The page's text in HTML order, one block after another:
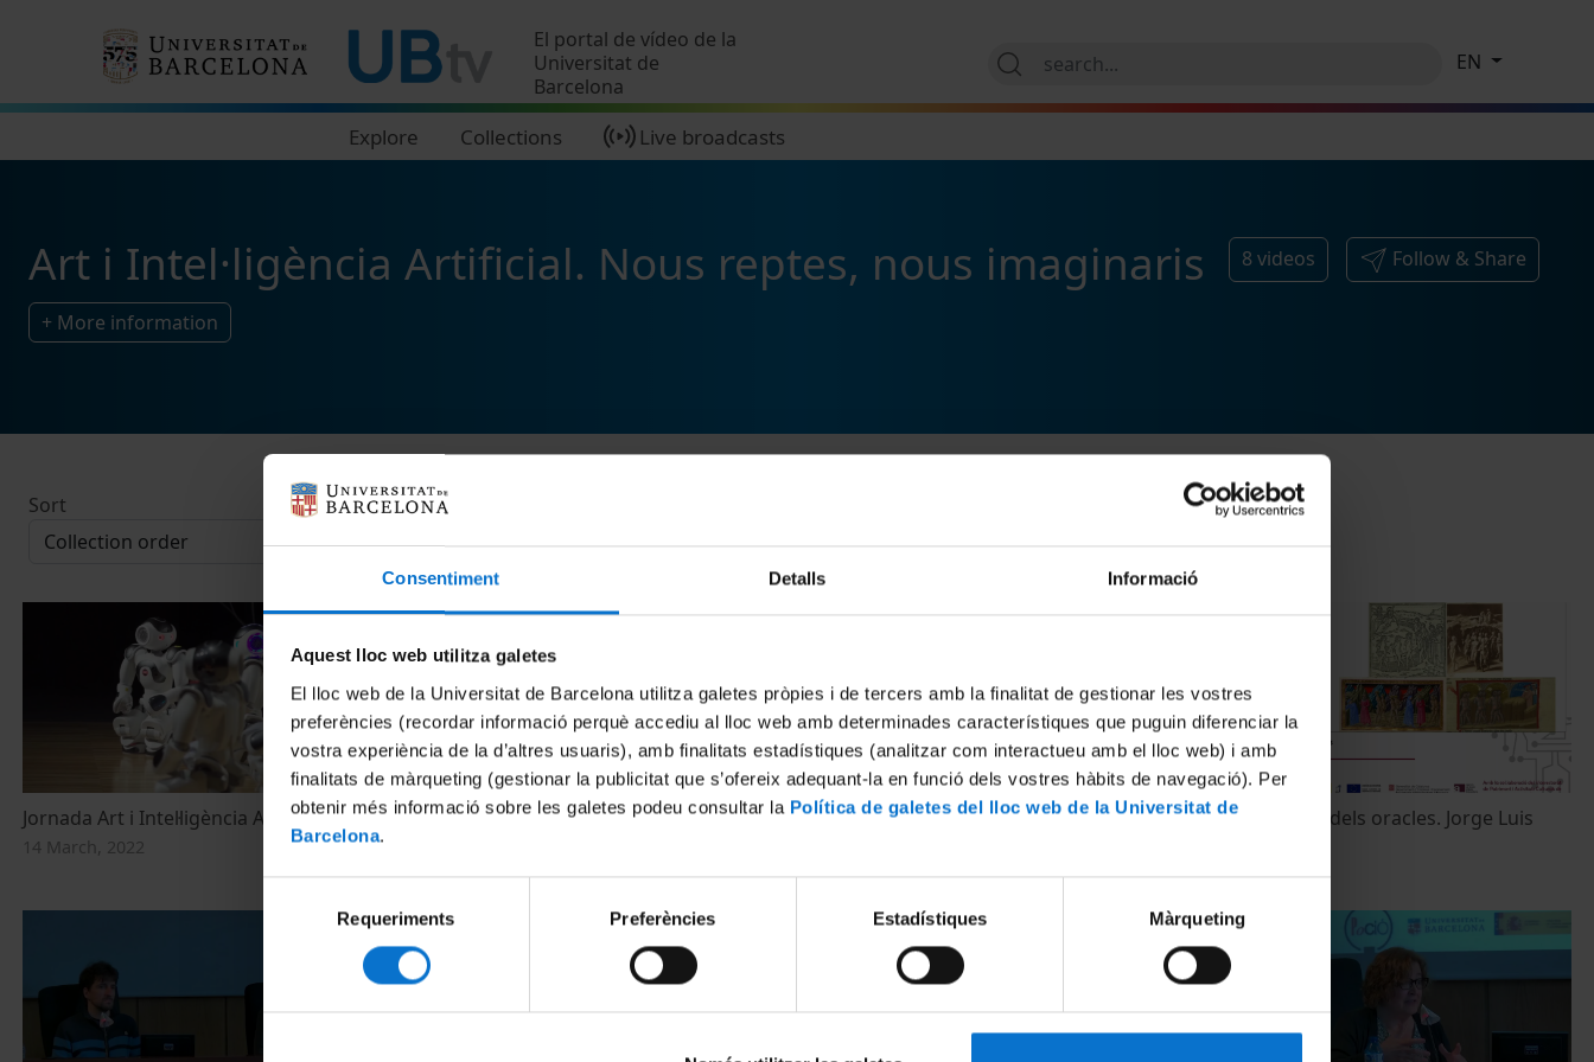
Consentiment Detalls Informació
Aquest lloc web utilitza galetes
El lloc web de la Universitat de Barcelona utilitza galetes pròpies i de tercers amb la finalitat de gestionar les vostres
preferències (recordar informació perquè accediu al lloc web amb determinades característiques que puguin diferenciar la
vostra experiència de la d’altres usuaris), amb finalitats estadístiques (analitzar com interactueu amb el lloc web) i amb
finalitats de màrqueting (gestionar la publicitat que s’ofereix adequant-la en funció dels vostres hàbits de navegació). Per
obtenir més informació sobre les galetes podeu consultar la Política de galetes del lloc web de la Universitat de
Barcelona.
consentiment
Requeriments Preferències Estadístiques Màrqueting
El portal de vídeo de la
Universitat de
Barcelona
Explore Collections Live broadcasts
EN
Art i Intel·ligència Artificial. Nous reptes, nous imaginaris 8 videos Follow & Share
+ More information
Sort
Jornada Art i Intel·ligència Artificial
14 March, 2022
Jornada Arte e Inteligencia Artificial
Benvinguda a la jornada Art i Intel·ligència
14 March, 2022
El (des)govern dels oracles. Jorge Luis
14 March, 2022